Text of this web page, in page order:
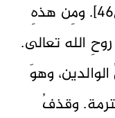
الكبيرةِ للسيّدِ دستغيب ج1/ص46]. ومِن هذهِ
الله تعالى.
وهوَ
وقذفُ